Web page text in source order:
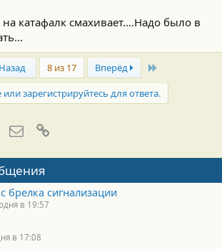
катафалк смахивает....Надо было в
8 из 17 Вперёд Last
зарегистрируйтесь для ответа.
Электронная почта
брелка сигнализации
в 19:57
в 17:08